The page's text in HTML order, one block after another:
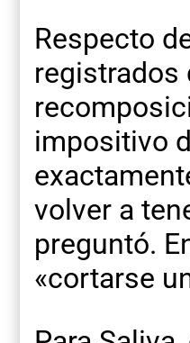
Respecto
registrados
impositivo
volver a
preguntó.
«cortarse